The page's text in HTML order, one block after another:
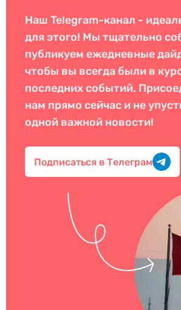
Наш Telegram-канал -
для этого! Мы тщательно
публикуем ежедневные
чтобы вы всегда были в
последних событий.
нам прямо сейчас и не
одной важной новости!
Подписаться в Телеграм